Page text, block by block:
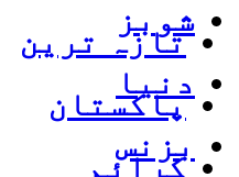
تازہ ترین
پاکستان
کرائم
شوبز
دنیا
بزنس